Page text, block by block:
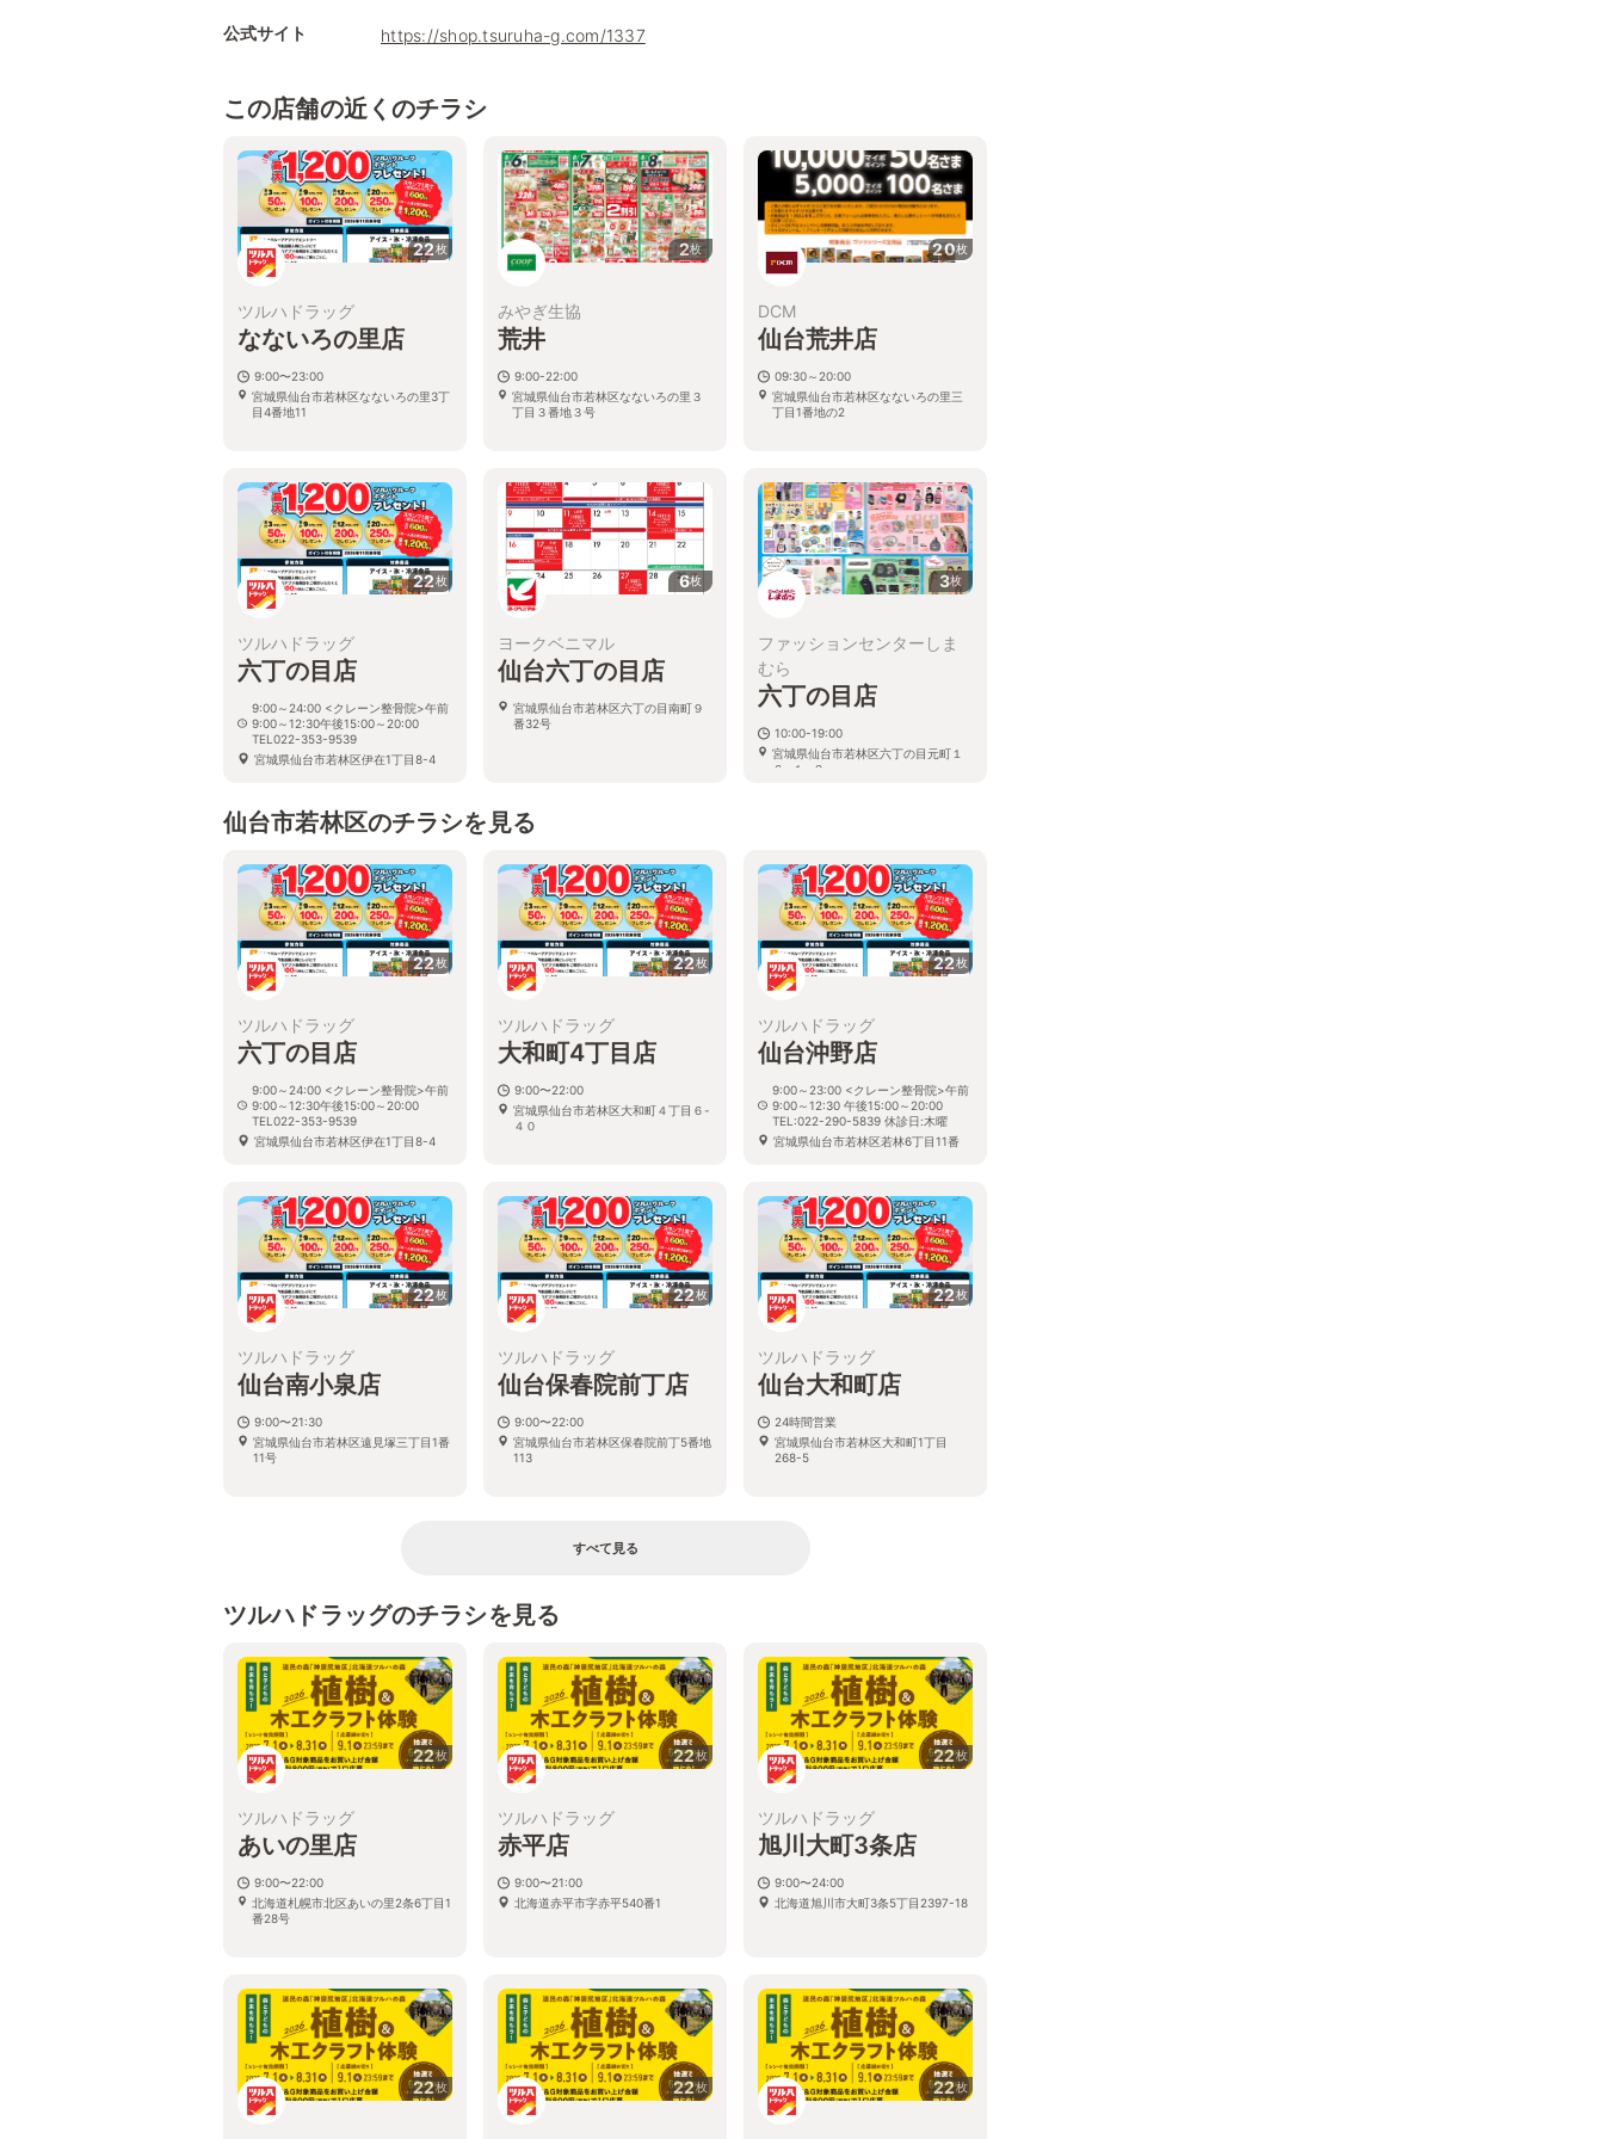
公式サイト https://shop.tsuruha-g.com/1337
この店舗の近くのチラシ
22枚
ツルハドラッグ
なないろの里店
9:00〜23:00
宮城県仙台市若林区なないろの里3丁
目4番地11
2枚
みやぎ生協
荒井
9:00-22:00
宮城県仙台市若林区なないろの里３
丁目３番地３号
20枚
DCM
仙台荒井店
09:30～20:00
宮城県仙台市若林区なないろの里三
丁目1番地の2
22枚
ツルハドラッグ
六丁の目店
9:00～24:00 <クレーン整骨院>午前
9:00～12:30午後15:00～20:00
TEL022-353-9539
宮城県仙台市若林区伊在1丁目8-4
6枚
ヨークベニマル
仙台六丁の目店
宮城県仙台市若林区六丁の目南町９
番32号
3枚
ファッションセンターしま
むら
六丁の目店
10:00-19:00
宮城県仙台市若林区六丁の目元町１
６−１−２
仙台市若林区のチラシを見る
22枚
ツルハドラッグ
六丁の目店
9:00～24:00 <クレーン整骨院>午前
9:00～12:30午後15:00～20:00
TEL022-353-9539
宮城県仙台市若林区伊在1丁目8-4
22枚
ツルハドラッグ
大和町4丁目店
9:00〜22:00
宮城県仙台市若林区大和町４丁目６-
４０
22枚
ツルハドラッグ
仙台沖野店
9:00～23:00 <クレーン整骨院>午前
9:00～12:30 午後15:00～20:00
TEL:022-290-5839 休診日:木曜
宮城県仙台市若林区若林6丁目11番
22枚
ツルハドラッグ
仙台南小泉店
9:00〜21:30
宮城県仙台市若林区遠見塚三丁目1番
11号
22枚
ツルハドラッグ
仙台保春院前丁店
9:00〜22:00
宮城県仙台市若林区保春院前丁5番地
113
22枚
ツルハドラッグ
仙台大和町店
24時間営業
宮城県仙台市若林区大和町1丁目
268-5
すべて見る
ツルハドラッグのチラシを見る
22枚
ツルハドラッグ
あいの里店
9:00〜22:00
北海道札幌市北区あいの里2条6丁目1
番28号
22枚
ツルハドラッグ
赤平店
9:00〜21:00
北海道赤平市字赤平540番1
22枚
ツルハドラッグ
旭川大町3条店
9:00〜24:00
北海道旭川市大町3条5丁目2397-18
22枚 22枚 22枚